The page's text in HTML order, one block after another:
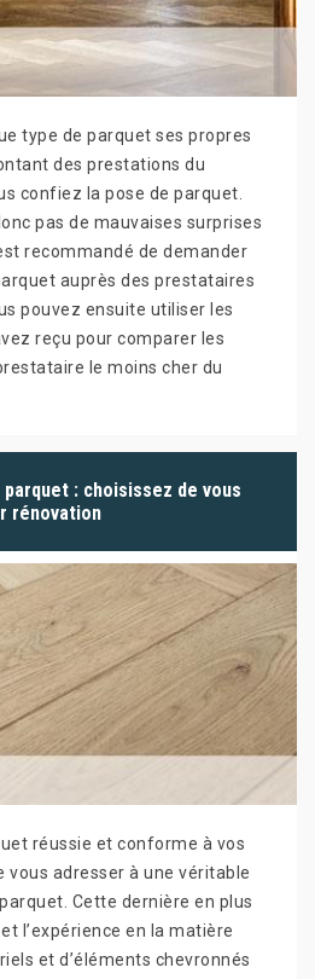
type de parquet ses propres
des prestations du
confiez la pose de parquet.
pas de mauvaises surprises
recommandé de demander
auprès des prestataires
pouvez ensuite utiliser les
reçu pour comparer les
le moins cher du
: choisissez de vous
rénovation
réussie et conforme à vos
vous adresser à une véritable
Cette dernière en plus
l’expérience en la matière
et d’éléments chevronnés